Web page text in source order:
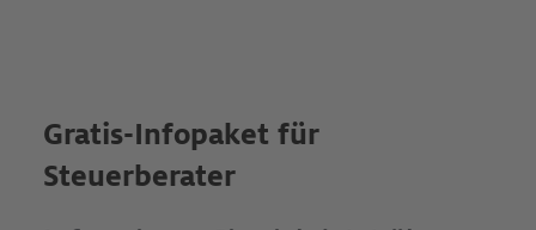
Gratis-Infopaket für
Steuerberater